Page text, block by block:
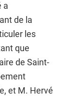
a
de la
les
que
de Saint-
et M. Hervé